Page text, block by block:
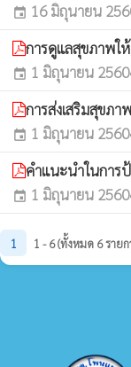
event 16 มิถุนายน
การดูแลสุขภาพใ
event 1 มิถุนายน 2560
การส่งเสริมสุขภ
event 1 มิถุนายน 2560
คําแนะนําในการ
event 1 มิถุนายน 2560
1 1 - 6 (ทั้งหมด 6 รายก